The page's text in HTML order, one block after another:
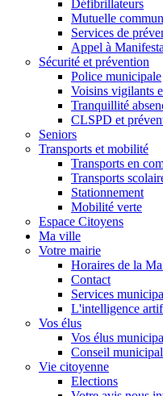
Défibrillateurs
Mutuelle
Services de
Appel à
Sécurité et prévention
Police municipale
Voisins vigilants
Tranquillité
CLSPD et
Seniors
Transports et mobilité
Transports en
Transports
Stationnement
Mobilité verte
Espace Citoyens
Ma ville
Votre mairie
Horaires de la
Contact
Services
L'intelligence
Vos élus
Vos élus
Conseil municipal
Vie citoyenne
Elections